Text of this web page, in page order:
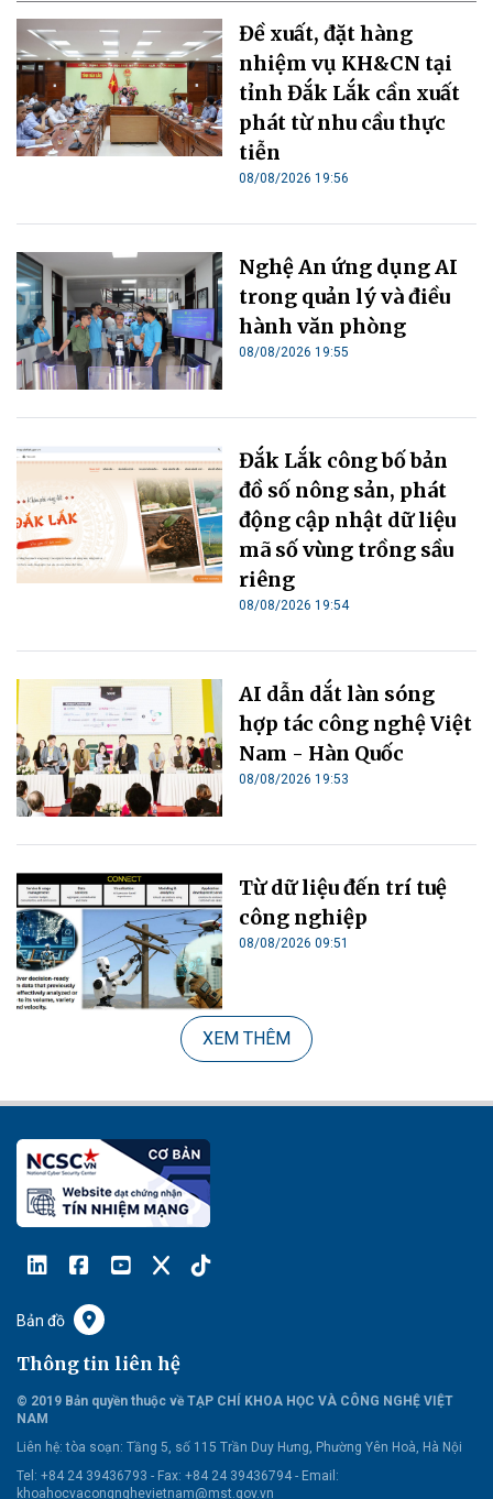
Đề xuất, đặt hàng
nhiệm vụ KH&CN tại
tỉnh Đắk Lắk cần xuất
phát từ nhu cầu thực
tiễn
08/08/2026 19:56
Nghệ An ứng dụng AI
trong quản lý và điều
hành văn phòng
08/08/2026 19:55
Đắk Lắk công bố bản
đồ số nông sản, phát
động cập nhật dữ liệu
mã số vùng trồng sầu
riêng
08/08/2026 19:54
AI dẫn dắt làn sóng
hợp tác công nghệ Việt
Nam - Hàn Quốc
08/08/2026 19:53
Từ dữ liệu đến trí tuệ
công nghiệp
08/08/2026 09:51
XEM THÊM
Bản đồ
Thông tin liên hệ
© 2019 Bản quyền thuộc về TẠP CHÍ KHOA HỌC VÀ CÔNG NGHỆ VIỆT
NAM
Liên hệ: tòa soạn: Tầng 5, số 115 Trần Duy Hưng, Phường Yên Hoà, Hà Nội
Tel: +84 24 39436793 - Fax: +84 24 39436794 - Email:
khoahocvacongnghevietnam@mst.gov.vn